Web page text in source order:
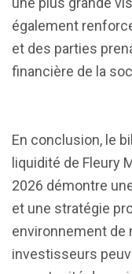
également
et des parties
financière de la
En conclusion, le
liquidité de Fleury
2026 démontre
et une stratégie
environnement de
investisseurs